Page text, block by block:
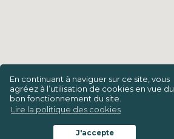
En continuant à naviguer sur ce site, vous
agréez à l’utilisation de cookies en vue du
bon fonctionnement du site.
Lire la politique des cookies
J'accepte
Confidentialité/Charte de vie privée
Conditions générales d’intervention